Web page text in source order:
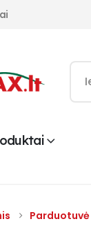
Parduotuvė